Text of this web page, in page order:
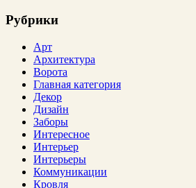
Рубрики
Арт
Архитектура
Ворота
Главная категория
Декор
Дизайн
Заборы
Интересное
Интерьер
Интерьеры
Коммуникации
Кровля